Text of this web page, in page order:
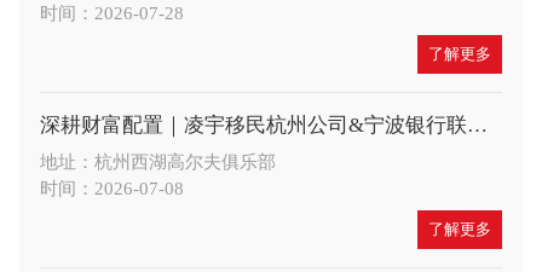
时间：2026-07-28
了解更多
深耕财富配置｜凌宇移民杭州公司&宁波银行联合举办高端财富沙龙，共探A股大势与全球身份布局新机遇
地址：杭州西湖高尔夫俱乐部
时间：2026-07-08
了解更多